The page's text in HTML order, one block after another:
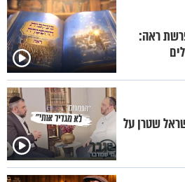
ראה:
שטרן על